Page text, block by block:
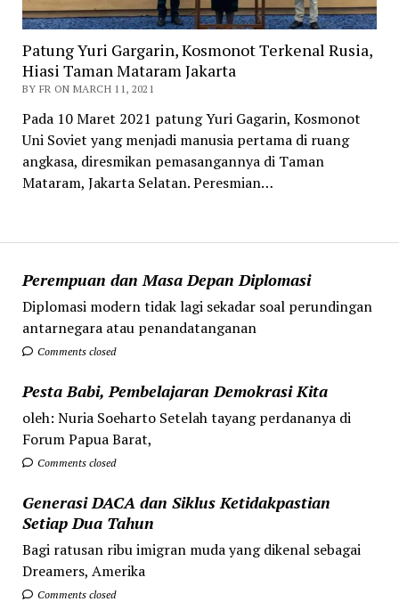
Perempuan dan Masa Depan Diplomasi
Diplomasi modern tidak lagi sekadar soal perundingan
antarnegara atau penandatanganan
Comments closed
Pesta Babi, Pembelajaran Demokrasi Kita
oleh: Nuria Soeharto Setelah tayang perdananya di
Forum Papua Barat,
Comments closed
Generasi DACA dan Siklus Ketidakpastian
Setiap Dua Tahun
Bagi ratusan ribu imigran muda yang dikenal sebagai
Dreamers, Amerika
Comments closed
Patung Yuri Gargarin, Kosmonot Terkenal Rusia,
Hiasi Taman Mataram Jakarta
BY FR ON MARCH 11, 2021
Pada 10 Maret 2021 patung Yuri Gagarin, Kosmonot
Uni Soviet yang menjadi manusia pertama di ruang
angkasa, diresmikan pemasangannya di Taman
Mataram, Jakarta Selatan. Peresmian…